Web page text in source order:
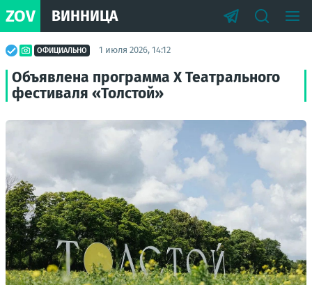
ZOV ВИННИЦА
ОФИЦИАЛЬНО 1 июля 2026, 14:12
Объявлена программа Х Театрального
фестиваля «Толстой»